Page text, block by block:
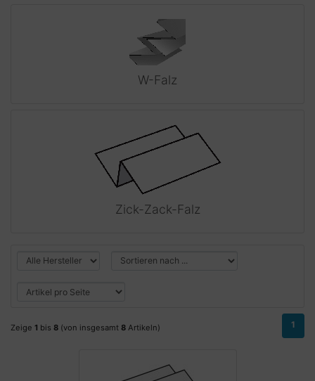
W-Falz
Zick-Zack-Falz
Zeige 1 bis 8 (von insgesamt 8 Artikeln) 1